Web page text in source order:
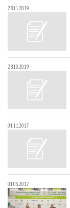
28.11.2019
28.10.2019
01.11.2017
01.03.2017